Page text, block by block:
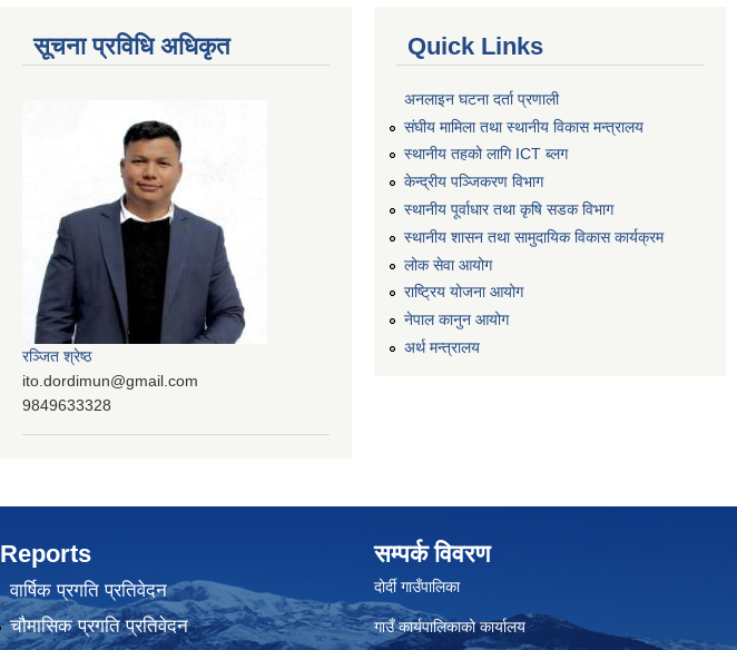
सूचना प्रविधि अधिकृत
रञ्‍जित श्रेष्ठ
ito.dordimun@gmail.com
9849633328
Quick Links
अनलाइन घटना दर्ता प्रणाली
संघीय मामिला तथा स्थानीय विकास मन्त्रालय
स्थानीय तहको लागि ICT ब्लग
केन्द्रीय पञ्जिकरण विभाग
स्थानीय पूर्वाधार तथा कृषि सडक विभाग
स्थानीय शासन तथा सामुदायिक विकास कार्यक्रम
लोक सेवा आयोग
राष्ट्रिय योजना आयोग
नेपाल कानुन आयोग
अर्थ मन्त्रालय
Reports
वार्षिक प्रगति प्रतिवेदन
चौमासिक प्रगति प्रतिवेदन
सम्पर्क विवरण
दोर्दी गाउँपालिका
गाउँ कार्यपालिकाको कार्यालय